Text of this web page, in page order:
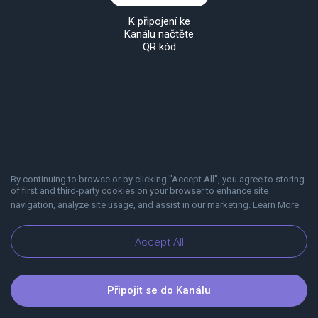
By continuing to browse or by clicking "Accept All", you agree to storing
of first and third-party cookies on your browser to enhance site
navigation, analyze site usage, and assist in our marketing. Learn More
Accept All
K připojení ke
Kanálu načtěte
QR kód
O aplikaci Viber
Připojit se do Kanálu